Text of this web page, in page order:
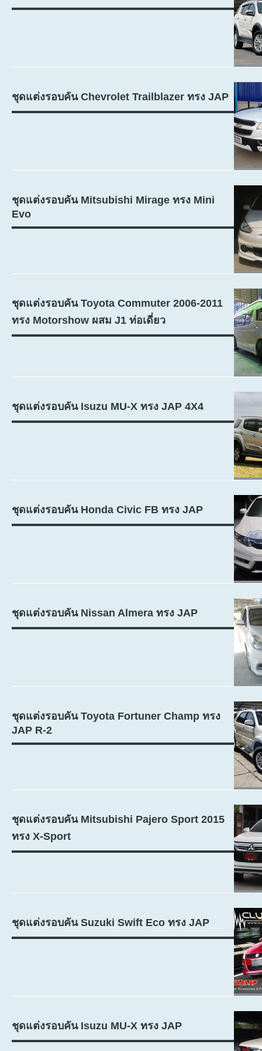
ชุดแต่งรอบคัน Chevrolet Trailblazer ทรง JAP
ชุดแต่งรอบคัน Mitsubishi Mirage ทรง Mini
Evo
ชุดแต่งรอบคัน Toyota Commuter 2006-2011
ทรง Motorshow ผสม J1 ท่อเดี่ยว
ชุดแต่งรอบคัน Isuzu MU-X ทรง JAP 4X4
ชุดแต่งรอบคัน Honda Civic FB ทรง JAP
ชุดแต่งรอบคัน Nissan Almera ทรง JAP
ชุดแต่งรอบคัน Toyota Fortuner Champ ทรง
JAP R-2
ชุดแต่งรอบคัน Mitsubishi Pajero Sport 2015
ทรง X-Sport
ชุดแต่งรอบคัน Suzuki Swift Eco ทรง JAP
ชุดแต่งรอบคัน Isuzu MU-X ทรง JAP